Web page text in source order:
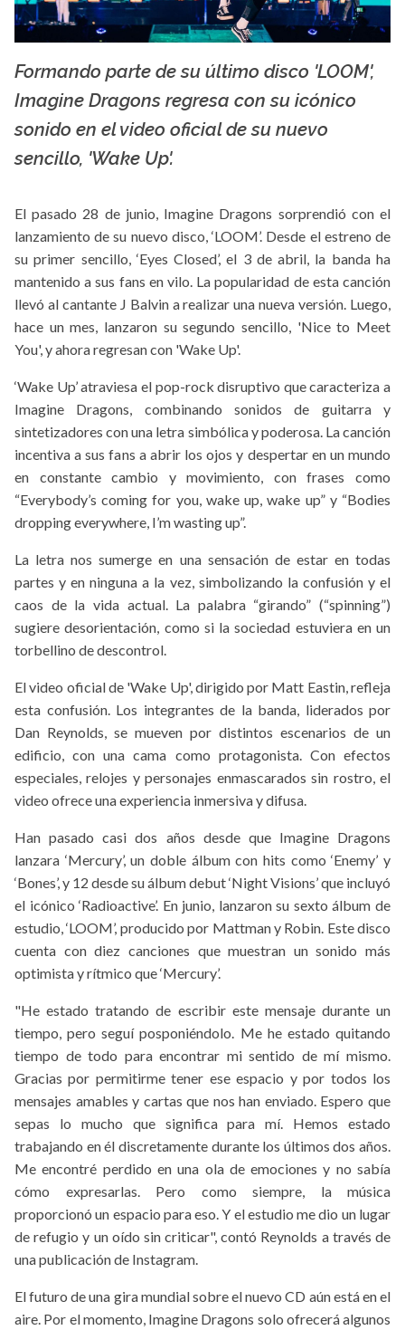
La X mas música
Formando parte de su último disco 'LOOM',
Imagine Dragons regresa con su icónico
sonido en el video oficial de su nuevo
sencillo, 'Wake Up'.
El pasado 28 de junio, Imagine Dragons sorprendió con el
lanzamiento de su nuevo disco, ‘LOOM’. Desde el estreno de
su primer sencillo, ‘Eyes Closed’, el 3 de abril, la banda ha
mantenido a sus fans en vilo. La popularidad de esta canción
llevó al cantante J Balvin a realizar una nueva versión. Luego,
hace un mes, lanzaron su segundo sencillo, 'Nice to Meet
You', y ahora regresan con 'Wake Up'.
‘Wake Up’ atraviesa el pop-rock disruptivo que caracteriza a
Imagine Dragons, combinando sonidos de guitarra y
sintetizadores con una letra simbólica y poderosa. La canción
incentiva a sus fans a abrir los ojos y despertar en un mundo
en constante cambio y movimiento, con frases como
“Everybody’s coming for you, wake up, wake up” y “Bodies
dropping everywhere, I’m wasting up”.
La letra nos sumerge en una sensación de estar en todas
partes y en ninguna a la vez, simbolizando la confusión y el
caos de la vida actual. La palabra “girando” (“spinning”)
sugiere desorientación, como si la sociedad estuviera en un
torbellino de descontrol.
El video oficial de 'Wake Up', dirigido por Matt Eastin, refleja
esta confusión. Los integrantes de la banda, liderados por
Dan Reynolds, se mueven por distintos escenarios de un
edificio, con una cama como protagonista. Con efectos
especiales, relojes y personajes enmascarados sin rostro, el
video ofrece una experiencia inmersiva y difusa.
Han pasado casi dos años desde que Imagine Dragons
lanzara ‘Mercury’, un doble álbum con hits como ‘Enemy’ y
‘Bones’, y 12 desde su álbum debut ‘Night Visions’ que incluyó
el icónico ‘Radioactive’. En junio, lanzaron su sexto álbum de
estudio, ‘LOOM’, producido por Mattman y Robin. Este disco
cuenta con diez canciones que muestran un sonido más
optimista y rítmico que ‘Mercury’.
"He estado tratando de escribir este mensaje durante un
tiempo, pero seguí posponiéndolo. Me he estado quitando
tiempo de todo para encontrar mi sentido de mí mismo.
Gracias por permitirme tener ese espacio y por todos los
mensajes amables y cartas que nos han enviado. Espero que
sepas lo mucho que significa para mí. Hemos estado
trabajando en él discretamente durante los últimos dos años.
Me encontré perdido en una ola de emociones y no sabía
cómo expresarlas. Pero como siempre, la música
proporcionó un espacio para eso. Y el estudio me dio un lugar
de refugio y un oído sin criticar", contó Reynolds a través de
una publicación de Instagram.
El futuro de una gira mundial sobre el nuevo CD aún está en el
aire. Por el momento, Imagine Dragons solo ofrecerá algunos